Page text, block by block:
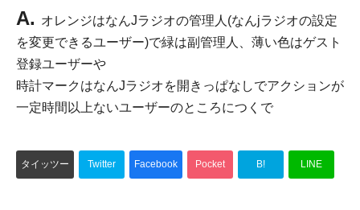
A. オレンジはなんJラジオの管理人(なんjラジオの設定
を変更できるユーザー)で緑は副管理人、薄い色はゲスト
登録ユーザーや
時計マークはなんJラジオを開きっぱなしでアクションが
一定時間以上ないユーザーのところにつくで
タイッツー Twitter Facebook Pocket B! LINE